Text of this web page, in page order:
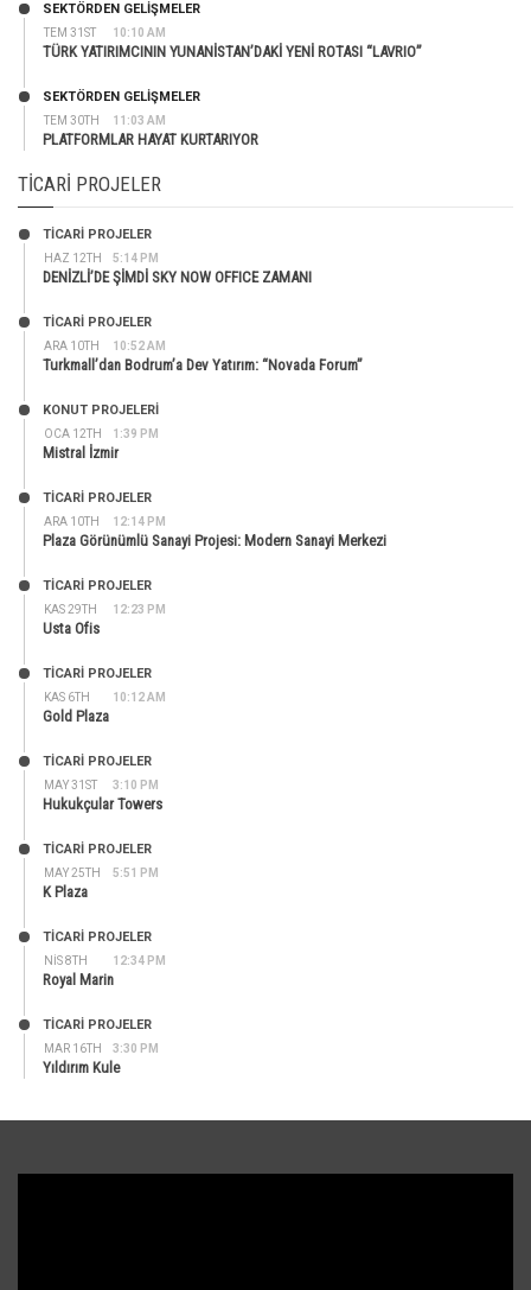
TEM 31ST 10:10 AM
SEKTÖRDEN GELIŞMELER
TÜRK YATIRIMCININ YUNANİSTAN’DAKİ YENİ ROTASI “LAVRIO”
TEM 30TH 11:03 AM
SEKTÖRDEN GELIŞMELER
PLATFORMLAR HAYAT KURTARIYOR
TICARI PROJELER
HAZ 12TH 5:14 PM
TİCARİ PROJELER
DENİZLİ’DE ŞİMDİ SKY NOW OFFICE ZAMANI
ARA 10TH 10:52 AM
TİCARİ PROJELER
Turkmall’dan Bodrum’a Dev Yatırım: “Novada Forum”
OCA 12TH 1:39 PM
KONUT PROJELERI
Mistral İzmir
ARA 10TH 12:14 PM
TİCARİ PROJELER
Plaza Görünümlü Sanayi Projesi: Modern Sanayi Merkezi
KAS 29TH 12:23 PM
TİCARİ PROJELER
Usta Ofis
KAS 6TH 10:12 AM
TİCARİ PROJELER
Gold Plaza
MAY 31ST 3:10 PM
TİCARİ PROJELER
Hukukçular Towers
MAY 25TH 5:51 PM
TİCARİ PROJELER
K Plaza
NIS 8TH 12:34 PM
TİCARİ PROJELER
Royal Marin
MAR 16TH 3:30 PM
TİCARİ PROJELER
Yıldırım Kule